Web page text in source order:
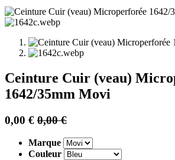
Ceinture Cuir (veau)
1642/35mm Movi
0,00 € 0,00€
Marque
Couleur